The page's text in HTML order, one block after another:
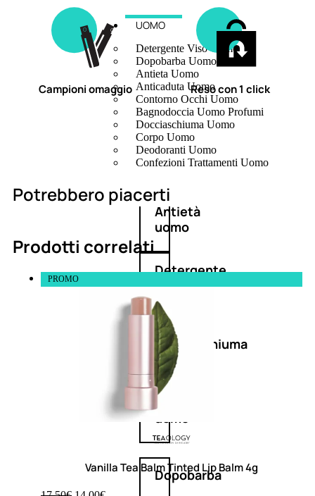
UOMO
Detergente Viso Uomo
Dopobarba Uomo
Antieta Uomo
Anticaduta Uomo
Contorno Occhi Uomo
Bagnodoccia Uomo Profumi
Docciaschiuma Uomo
Corpo Uomo
Deodoranti Uomo
Confezioni Trattamenti Uomo
Antietà
uomo
Detergente
viso
uomo
Docciaschiuma
uomo
uomo
Dopobarba
Campioni omaggio Reso con 1 click
Potrebbero piacerti
Prodotti correlati
PROMO
Vanilla Tea Balm Tinted Lip Balm 4g